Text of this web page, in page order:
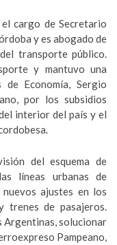
cargo de Secretario
y es abogado de
transporte público.
y mantuvo una
Economía, Sergio
por los subsidios
interior del país y el
del esquema de
líneas urbanas de
ajustes en los
trenes de pasajeros.
Argentinas, solucionar
Pampeano,